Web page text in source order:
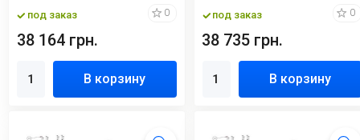
под заказ 0
38 164 грн.
В корзину
под заказ 0
38 735 грн.
В корзину